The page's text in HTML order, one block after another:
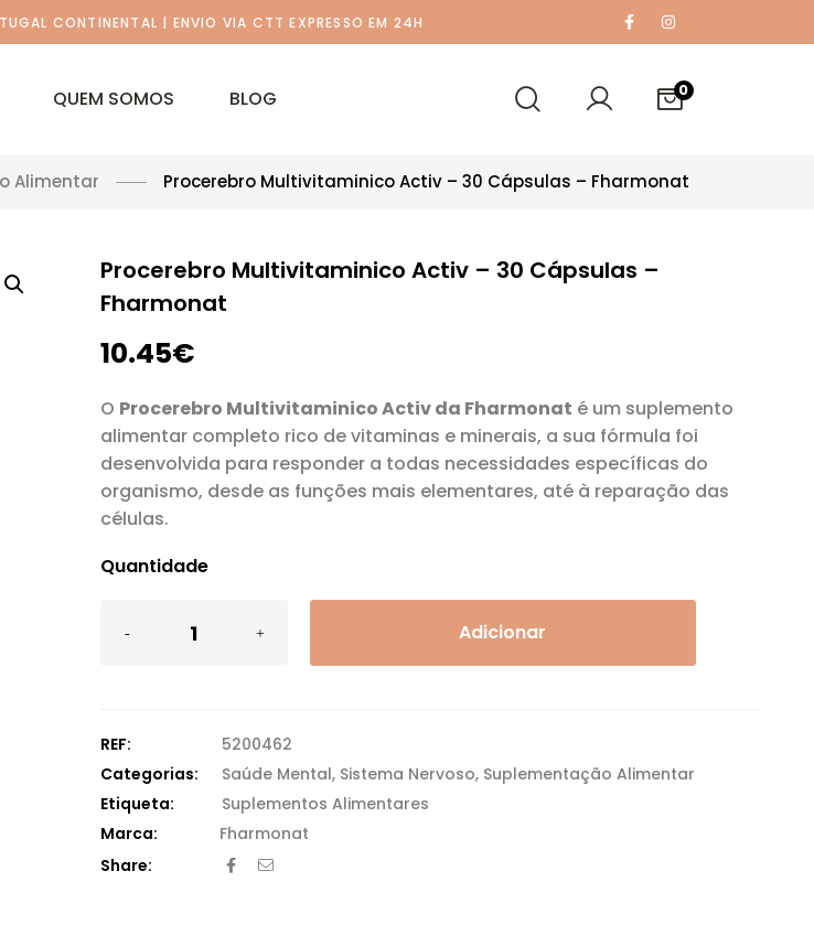
CONTINENTAL | ENVIO VIA CTT EXPRESSO EM 24H
QUEM SOMOS BLOG 0
Alimentar Procerebro Multivitaminico Activ – 30 Cápsulas – Fharmonat
Procerebro Multivitaminico Activ – 30 Cápsulas –
Fharmonat
10.45€
O Procerebro Multivitaminico Activ da Fharmonat é um suplemento
alimentar completo rico de vitaminas e minerais, a sua fórmula foi
desenvolvida para responder a todas necessidades específicas do
organismo, desde as funções mais elementares, até à reparação das
células.
Quantidade
Adicionar
REF:
5200462
Categorias:
Saúde Mental, Sistema Nervoso, Suplementação Alimentar
Etiqueta:
Suplementos Alimentares
Fharmonat
Share: